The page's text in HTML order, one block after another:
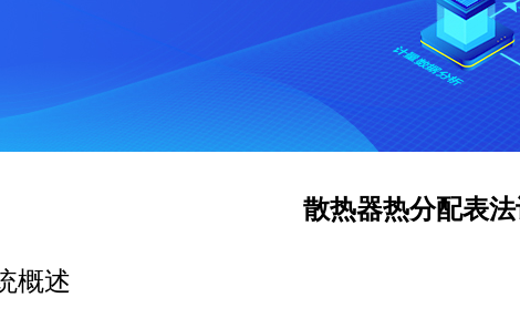
散热器热分配表
概述